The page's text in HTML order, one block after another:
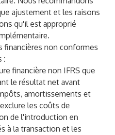
ajustement et les raisons
qu'il est approprié
financières non conformes
:
financière non IFRS que
le résultat net avant
amortissements et
les coûts de
de l'introduction en
à la transaction et les